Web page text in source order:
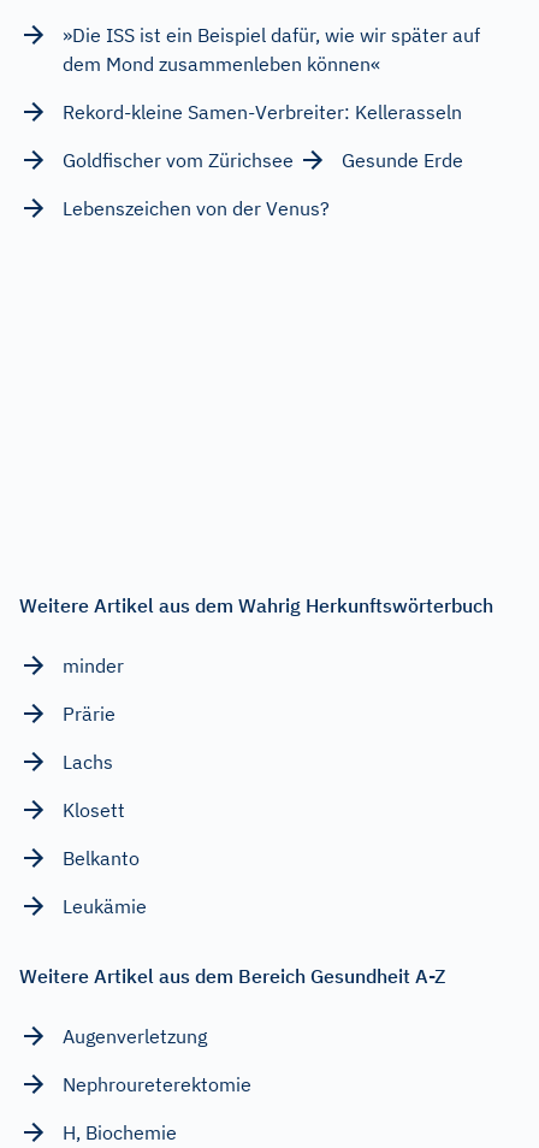
»Die ISS ist ein Beispiel dafür, wie wir später auf
dem Mond zusammenleben können«
Rekord-kleine Samen-Verbreiter: Kellerasseln
Goldfischer vom Zürichsee
Gesunde Erde
Lebenszeichen von der Venus?
Weitere Artikel aus dem Wahrig Herkunftswörterbuch
minder
Prärie
Lachs
Klosett
Belkanto
Leukämie
Weitere Artikel aus dem Bereich Gesundheit A-Z
Augenverletzung
Nephroureterektomie
H, Biochemie